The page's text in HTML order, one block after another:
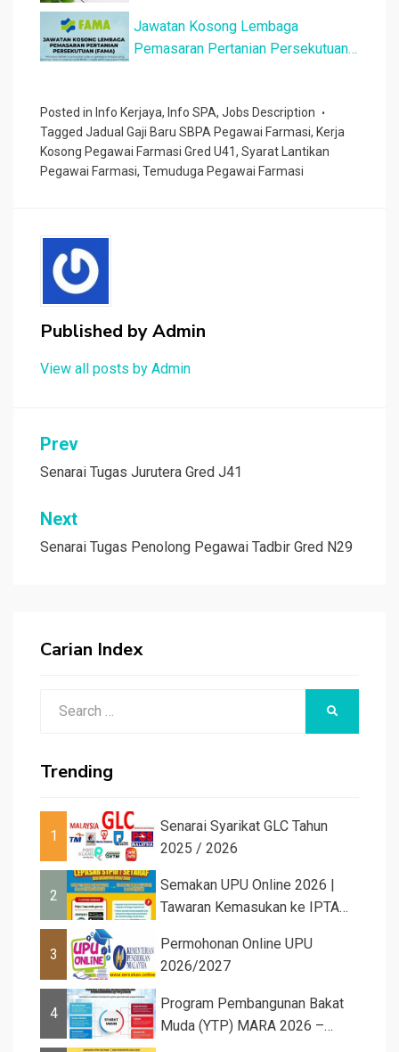
Jawatan Kosong Lembaga
Pemasaran Pertanian Persekutuan
Posted in Info Kerjaya, Info SPA, Jobs Description
Tagged Jadual Gaji Baru SBPA Pegawai Farmasi, Kerja
Kosong Pegawai Farmasi Gred U41, Syarat Lantikan
Pegawai Farmasi, Temuduga Pegawai Farmasi
Published byAdmin
View all posts by Admin
Post
navigation
Prev
Senarai Tugas Jurutera Gred J41
Next
Senarai Tugas Penolong Pegawai Tadbir Gred N29
Carian Index
Trending
1
Senarai Syarikat GLC Tahun
2025 / 2026
2
Semakan UPU Online 2026 |
Tawaran Kemasukan ke IPTA
3
Permohonan Online UPU
2026/2027
4
Program Pembangunan Bakat
Muda (YTP) MARA 2026 –